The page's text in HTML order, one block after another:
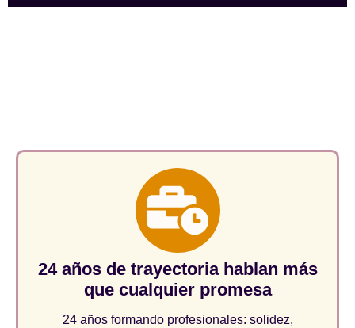
24 años de trayectoria hablan más
que cualquier promesa
24 años formando profesionales: solidez,